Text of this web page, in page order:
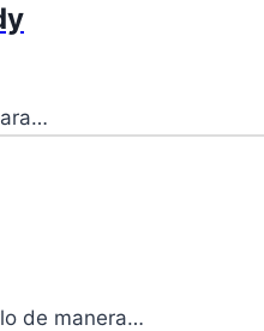
de manera…